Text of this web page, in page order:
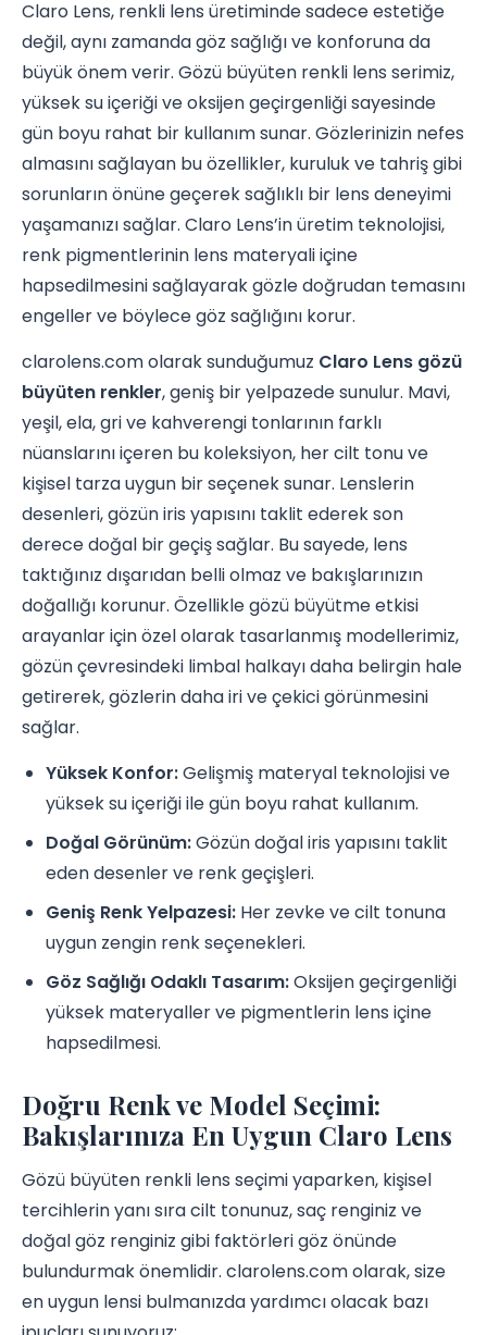
Claro Lens, renkli lens üretiminde sadece estetiğe
değil, aynı zamanda göz sağlığı ve konforuna da
büyük önem verir. Gözü büyüten renkli lens serimiz,
yüksek su içeriği ve oksijen geçirgenliği sayesinde
gün boyu rahat bir kullanım sunar. Gözlerinizin nefes
almasını sağlayan bu özellikler, kuruluk ve tahriş gibi
sorunların önüne geçerek sağlıklı bir lens deneyimi
yaşamanızı sağlar. Claro Lens’in üretim teknolojisi,
renk pigmentlerinin lens materyali içine
hapsedilmesini sağlayarak gözle doğrudan temasını
engeller ve böylece göz sağlığını korur.
clarolens.com olarak sunduğumuz Claro Lens gözü
büyüten renkler, geniş bir yelpazede sunulur. Mavi,
yeşil, ela, gri ve kahverengi tonlarının farklı
nüanslarını içeren bu koleksiyon, her cilt tonu ve
kişisel tarza uygun bir seçenek sunar. Lenslerin
desenleri, gözün iris yapısını taklit ederek son
derece doğal bir geçiş sağlar. Bu sayede, lens
taktığınız dışarıdan belli olmaz ve bakışlarınızın
doğallığı korunur. Özellikle gözü büyütme etkisi
arayanlar için özel olarak tasarlanmış modellerimiz,
gözün çevresindeki limbal halkayı daha belirgin hale
getirerek, gözlerin daha iri ve çekici görünmesini
sağlar.
Yüksek Konfor:Gelişmiş materyal teknolojisi ve
yüksek su içeriği ile gün boyu rahat kullanım.
Doğal Görünüm:Gözün doğal iris yapısını taklit
eden desenler ve renk geçişleri.
Geniş Renk Yelpazesi: Her zevke ve cilt tonuna
uygun zengin renk seçenekleri.
Göz Sağlığı Odaklı Tasarım:Oksijen geçirgenliği
yüksek materyaller ve pigmentlerin lens içine
hapsedilmesi.
Doğru Renk ve Model Seçimi:
Bakışlarınıza En Uygun Claro Lens
Gözü büyüten renkli lens seçimi yaparken, kişisel
tercihlerin yanı sıra cilt tonunuz, saç renginiz ve
doğal göz renginiz gibi faktörleri göz önünde
bulundurmak önemlidir. clarolens.com olarak, size
en uygun lensi bulmanızda yardımcı olacak bazı